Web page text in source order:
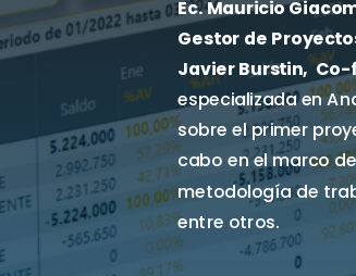
Ec. Mauricio
Gestor de
Javier Burstin, Co-
especializada en
sobre el primer
cabo en el marco
metodología de
entre otros.